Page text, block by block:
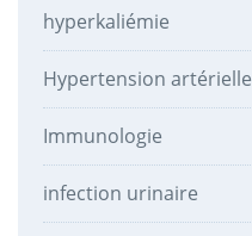
hyperkaliémie
Hypertension artérielle
Immunologie
infection urinaire